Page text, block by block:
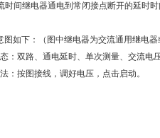
时间继电器通电到常闭接点断开的延时时
图如下：（图中继电器为交流通用继电
：双路、通电延时、单次测量、交流电
：按图接线，调好电压，点击启动。